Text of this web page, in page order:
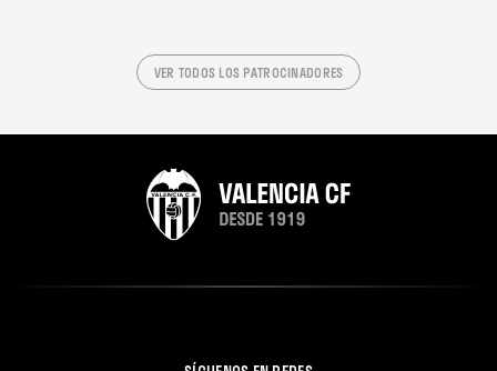
VER TODOS LOS PATROCINADORES